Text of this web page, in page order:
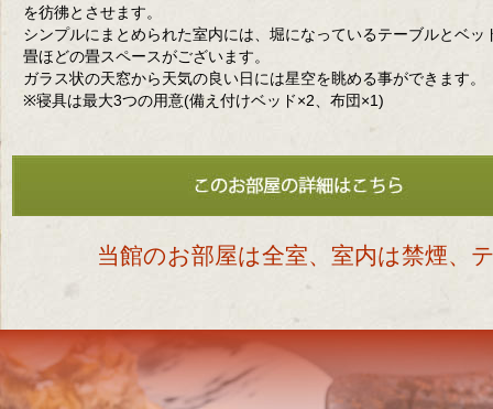
を彷彿とさせます。
シンプルにまとめられた室内には、堀になっているテーブルとベッ
畳ほどの畳スペースがございます。
ガラス状の天窓から天気の良い日には星空を眺める事ができます。
※寝具は最大3つの用意(備え付けベッド×2、布団×1)
当館のお部屋は全室、室内は禁煙、